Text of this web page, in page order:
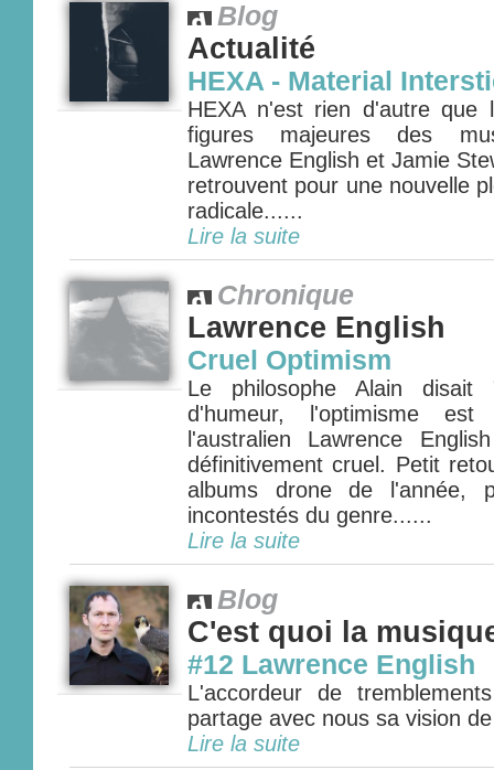
Blog
Actualité
HEXA - Material
HEXA n'est rien d'autre que
figures majeures des
Lawrence English et Jamie
retrouvent pour une nouvelle
radicale......
Lire la suite
Chronique
Lawrence English
Cruel Optimism
Le philosophe Alain disait
d'humeur, l'optimisme
l'australien Lawrence
définitivement cruel. Petit
albums drone de l'année,
incontestés du genre......
Lire la suite
Blog
C'est quoi la
#12 Lawrence English
L'accordeur de
partage avec nous sa vision
Lire la suite